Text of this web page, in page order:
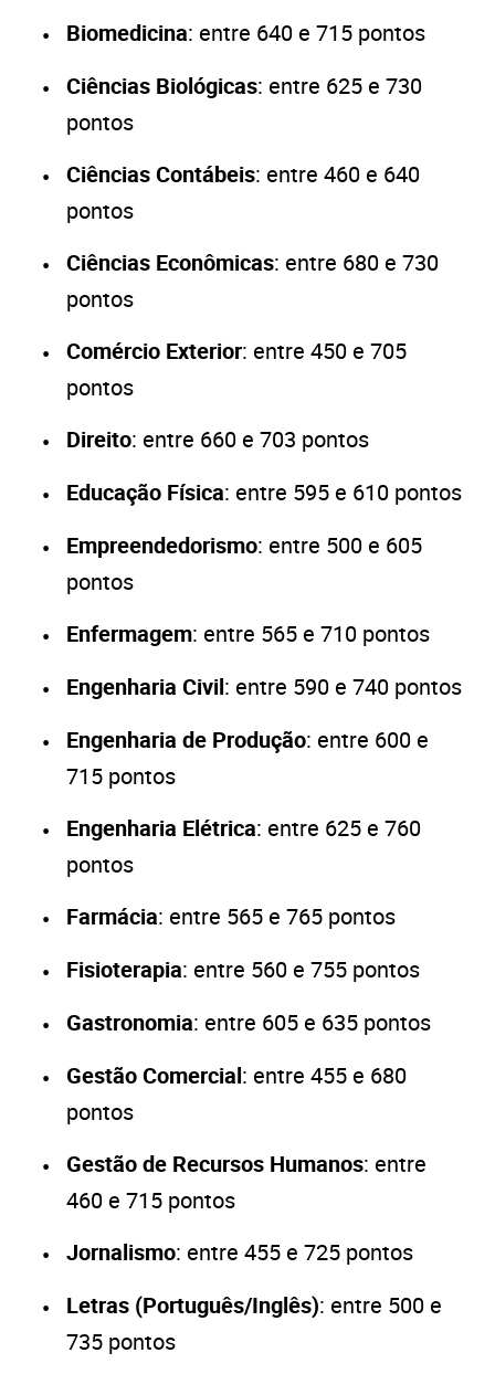
Biomedicina: entre 640 e 715 pontos
Ciências Biológicas: entre 625 e 730
pontos
Ciências Contábeis: entre 460 e 640
pontos
Ciências Econômicas: entre 680 e 730
pontos
Comércio Exterior: entre 450 e 705
pontos
Direito: entre 660 e 703 pontos
Educação Física: entre 595 e 610 pontos
Empreendedorismo: entre 500 e 605
pontos
Enfermagem: entre 565 e 710 pontos
Engenharia Civil: entre 590 e 740 pontos
Engenharia de Produção: entre 600 e
715 pontos
Engenharia Elétrica: entre 625 e 760
pontos
Farmácia: entre 565 e 765 pontos
Fisioterapia: entre 560 e 755 pontos
Gastronomia: entre 605 e 635 pontos
Gestão Comercial: entre 455 e 680
pontos
Gestão de Recursos Humanos: entre
460 e 715 pontos
Jornalismo: entre 455 e 725 pontos
Letras (Português/Inglês): entre 500 e
735 pontos